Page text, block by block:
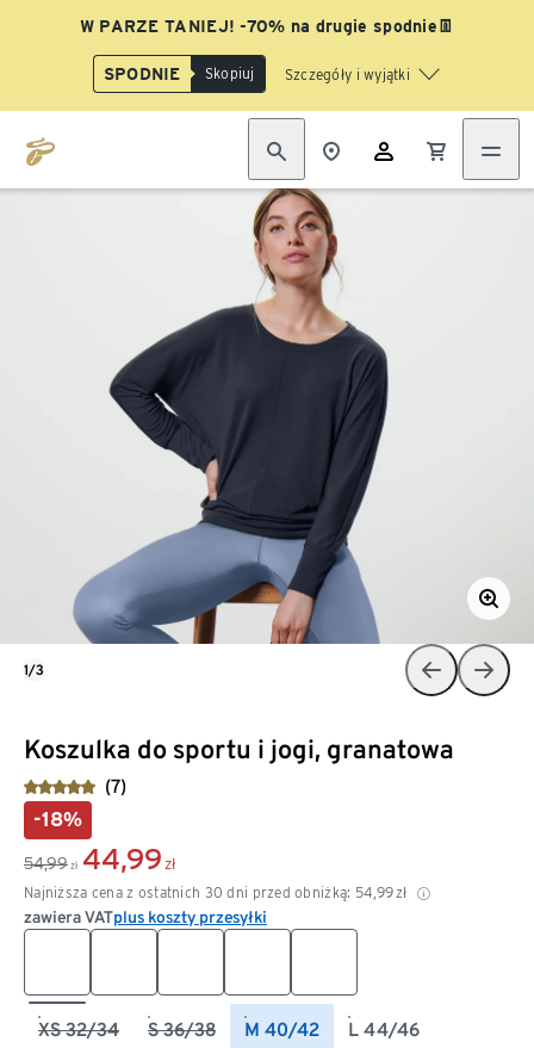
W PARZE TANIEJ! -70% na drugie spodnie👖
SPODNIE Skopiuj Szczegóły i wyjątki
Koszulka do sportu i jogi, granatowa
(7)
-18%
54,99 zł 44,99 zł
Najniższa cena z ostatnich 30 dni przed obniżką: 54,99 zł
zawiera VATplus koszty przesyłki
XS 32/34 S 36/38 M 40/42 L 44/46
1/3